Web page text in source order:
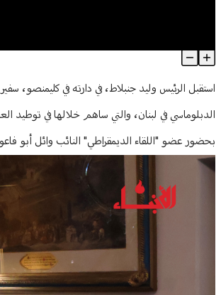
جنبلاط يستقبل البخاري في زيارة وداعية
Article Content
استقبل الرئيس وليد جنبلاط، في دارته في كليمنصو،
الدبلوماسي في لبنان، والتي ساهم خلالها في توطيد
بحضور عضو "اللقاء الديمقراطي" النائب وائل أبو